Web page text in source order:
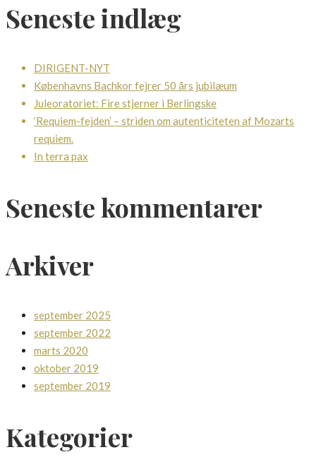
Seneste indlæg
DIRIGENT-NYT
Københavns Bachkor fejrer 50 års jubilæum
Juleoratoriet: Fire stjerner i Berlingske
‘Requiem-fejden’ – striden om autenticiteten af Mozarts
requiem.
In terra pax
Seneste kommentarer
Arkiver
september 2025
september 2022
marts 2020
oktober 2019
september 2019
Kategorier